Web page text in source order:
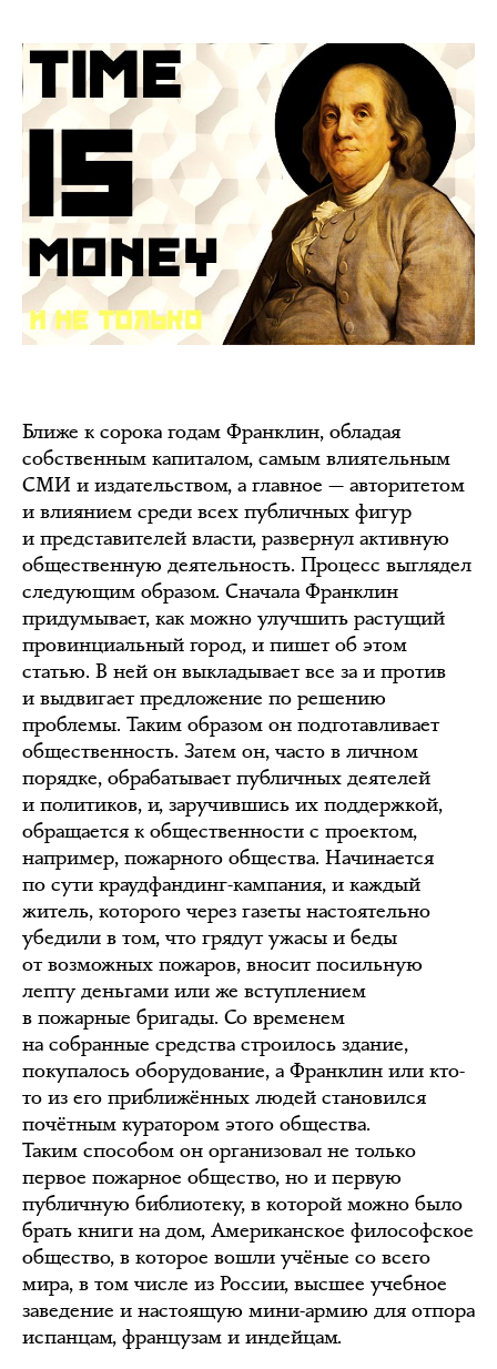
Ближе к сорока годам Франклин, обладая
собственным капиталом, самым влиятельным
СМИ и издательством, а главное — авторитетом
и влиянием среди всех публичных фигур
и представителей власти, развернул активную
общественную деятельность. Процесс выглядел
следующим образом. Сначала Франклин
придумывает, как можно улучшить растущий
провинциальный город, и пишет об этом
статью. В ней он выкладывает все за и против
и выдвигает предложение по решению
проблемы. Таким образом он подготавливает
общественность. Затем он, часто в личном
порядке, обрабатывает публичных деятелей
и политиков, и, заручившись их поддержкой,
обращается к общественности с проектом,
например, пожарного общества. Начинается
по сути краудфандинг-кампания, и каждый
житель, которого через газеты настоятельно
убедили в том, что грядут ужасы и беды
от возможных пожаров, вносит посильную
лепту деньгами или же вступлением
в пожарные бригады. Со временем
на собранные средства строилось здание,
покупалось оборудование, а Франклин или кто-
то из его приближённых людей становился
почётным куратором этого общества.
Таким способом он организовал не только
первое пожарное общество, но и первую
публичную библиотеку, в которой можно было
брать книги на дом, Американское философское
общество, в которое вошли учёные со всего
мира, в том числе из России, высшее учебное
заведение и настоящую мини-армию для отпора
испанцам, французам и индейцам.